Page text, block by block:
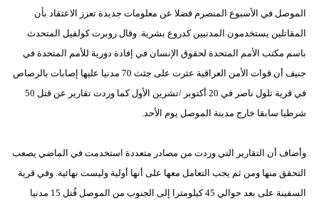
الموصل في الأسبوع المنصرم فضلا عن معلومات جديدة تعزز الاعتقاد بأن
المقاتلين يستخدمون المدنيين كدروع بشرية. وقال روبرت كولفيل المتحدث
باسم مكتب الأمم المتحدة لحقوق الإنسان في إفادة دورية للأمم المتحدة في
جنيف أن قوات الأمن العراقية عثرت على جثث 70 مدنيا عليها إصابات بالرصاص
في قرية تلول ناصر في 20 أكتوبر /تشرين الأول كما وردت تقارير عن قتل 50
شرطيا سابقا خارج مدينة الموصل يوم الأحد.
وأضاف أن التقارير التي وردت من مصادر متعددة استخدمت في الماضي يصعب
التحقق منها ومن ثم يجب التعامل معها على أنها أولية وليست نهائية. وفي قرية
السفينة على بعد حوالي 45 كيلومترا إلى الجنوب من الموصل قُتل 15 مدنيا